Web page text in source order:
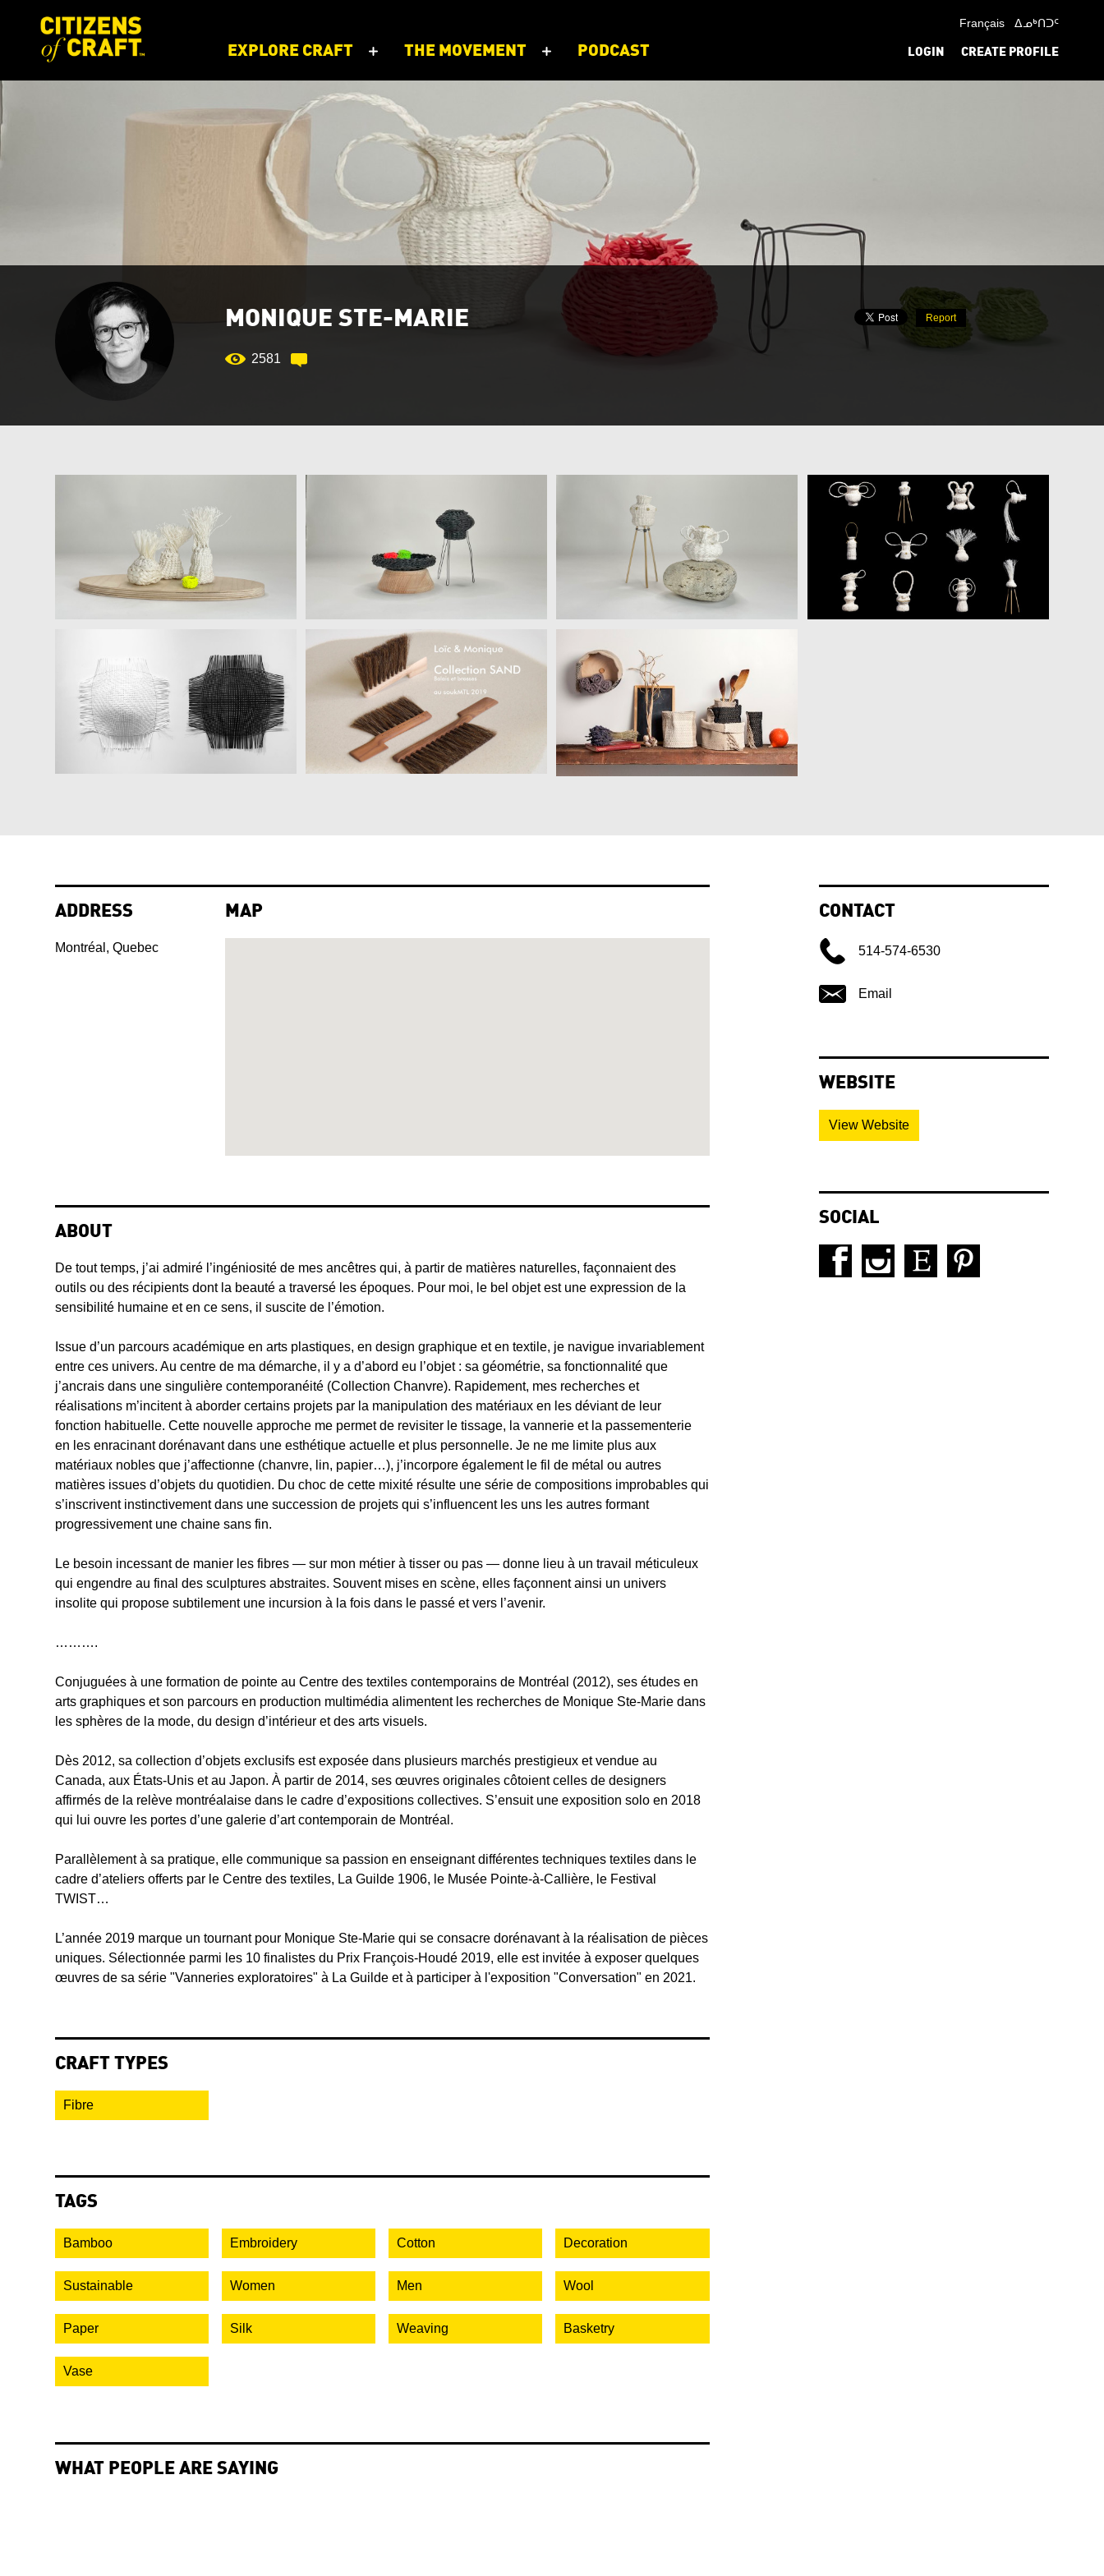
EXPLORE CRAFT THE MOVEMENT PODCAST
Français ᐃᓄᒃᑎᑐᑦ
LOGIN CREATE PROFILE
MONIQUE STE-MARIE
2581
Report
ADDRESS
Montréal, Quebec
MAP
ABOUT
De tout temps, j’ai admiré l’ingéniosité de mes ancêtres qui, à partir de matières naturelles, façonnaient des
outils ou des récipients dont la beauté a traversé les époques. Pour moi, le bel objet est une expression de la
sensibilité humaine et en ce sens, il suscite de l’émotion.
Issue d’un parcours académique en arts plastiques, en design graphique et en textile, je navigue invariablement
entre ces univers. Au centre de ma démarche, il y a d’abord eu l’objet : sa géométrie, sa fonctionnalité que
j’ancrais dans une singulière contemporanéité (Collection Chanvre). Rapidement, mes recherches et
réalisations m’incitent à aborder certains projets par la manipulation des matériaux en les déviant de leur
fonction habituelle. Cette nouvelle approche me permet de revisiter le tissage, la vannerie et la passementerie
en les enracinant dorénavant dans une esthétique actuelle et plus personnelle. Je ne me limite plus aux
matériaux nobles que j’affectionne (chanvre, lin, papier…), j’incorpore également le fil de métal ou autres
matières issues d’objets du quotidien. Du choc de cette mixité résulte une série de compositions improbables qui
s’inscrivent instinctivement dans une succession de projets qui s’influencent les uns les autres formant
progressivement une chaine sans fin.
Le besoin incessant de manier les fibres — sur mon métier à tisser ou pas — donne lieu à un travail méticuleux
qui engendre au final des sculptures abstraites. Souvent mises en scène, elles façonnent ainsi un univers
insolite qui propose subtilement une incursion à la fois dans le passé et vers l’avenir.
……….
Conjuguées à une formation de pointe au Centre des textiles contemporains de Montréal (2012), ses études en
arts graphiques et son parcours en production multimédia alimentent les recherches de Monique Ste-Marie dans
les sphères de la mode, du design d’intérieur et des arts visuels.
Dès 2012, sa collection d’objets exclusifs est exposée dans plusieurs marchés prestigieux et vendue au
Canada, aux États-Unis et au Japon. À partir de 2014, ses œuvres originales côtoient celles de designers
affirmés de la relève montréalaise dans le cadre d’expositions collectives. S’ensuit une exposition solo en 2018
qui lui ouvre les portes d’une galerie d’art contemporain de Montréal.
Parallèlement à sa pratique, elle communique sa passion en enseignant différentes techniques textiles dans le
cadre d’ateliers offerts par le Centre des textiles, La Guilde 1906, le Musée Pointe-à-Callière, le Festival
TWIST…
L’année 2019 marque un tournant pour Monique Ste-Marie qui se consacre dorénavant à la réalisation de pièces
uniques. Sélectionnée parmi les 10 finalistes du Prix François-Houdé 2019, elle est invitée à exposer quelques
œuvres de sa série "Vanneries exploratoires" à La Guilde et à participer à l'exposition "Conversation" en 2021.
CRAFT TYPES
Fibre
TAGS
Bamboo Embroidery Cotton Decoration
Sustainable Women Men Wool
Paper Silk Weaving Basketry
Vase
WHAT PEOPLE ARE SAYING
CONTACT
514-574-6530
Email
WEBSITE
View Website
SOCIAL